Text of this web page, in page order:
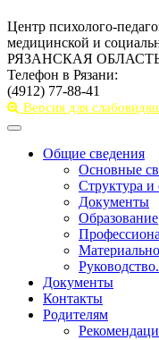
Центр психолого-
медицинской и
РЯЗАНСКАЯ
Телефон в Рязани:
(4912) 77-88-41
Версия для
Toggle
navigationОбщие сведения
Основные
Структура и
Документы
Образование
Документы
Контакты
Родителям